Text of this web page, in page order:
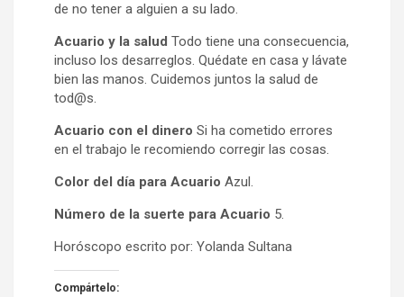
de no tener a alguien a su lado.
Acuario y la salud Todo tiene una consecuencia,
incluso los desarreglos. Quédate en casa y lávate
bien las manos. Cuidemos juntos la salud de
tod@s.
Acuario con el dinero Si ha cometido errores
en el trabajo le recomiendo corregir las cosas.
Color del día para Acuario Azul.
Número de la suerte para Acuario 5.
Horóscopo escrito por: Yolanda Sultana
Compártelo: